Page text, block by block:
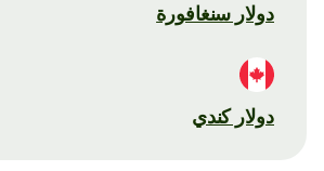
دولار سنغافورة
دولار كندي